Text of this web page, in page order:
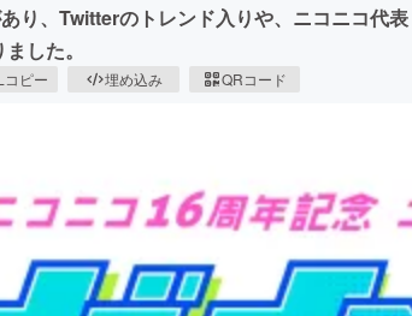
り、Twitterのトレンド入りや、ニコニコ代表
した。
コピー 埋め込み QRコード